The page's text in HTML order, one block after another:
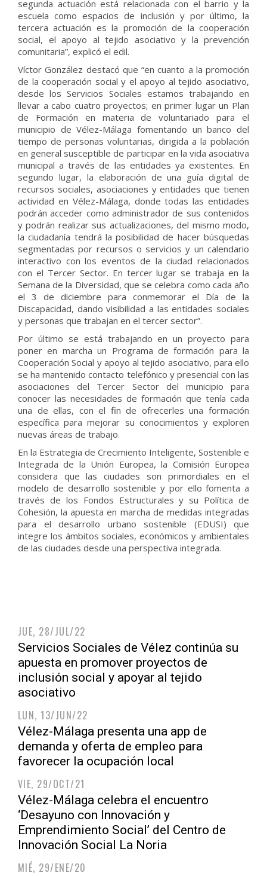
segunda actuación está relacionada con el barrio y la
escuela como espacios de inclusión y por último, la
tercera actuación es la promoción de la cooperación
social, el apoyo al tejido asociativo y la prevención
comunitaria”, explicó el edil.
Víctor González destacó que “en cuanto a la promoción
de la cooperación social y el apoyo al tejido asociativo,
desde los Servicios Sociales estamos trabajando en
llevar a cabo cuatro proyectos; en primer lugar un Plan
de Formación en materia de voluntariado para el
municipio de Vélez-Málaga fomentando un banco del
tiempo de personas voluntarias, dirigida a la población
en general susceptible de participar en la vida asociativa
municipal a través de las entidades ya existentes. En
segundo lugar, la elaboración de una guía digital de
recursos sociales, asociaciones y entidades que tienen
actividad en Vélez-Málaga, donde todas las entidades
podrán acceder como administrador de sus contenidos
y podrán realizar sus actualizaciones, del mismo modo,
la ciudadanía tendrá la posibilidad de hacer búsquedas
segmentadas por recursos o servicios y un calendario
interactivo con los eventos de la ciudad relacionados
con el Tercer Sector. En tercer lugar se trabaja en la
Semana de la Diversidad, que se celebra como cada año
el 3 de diciembre para conmemorar el Día de la
Discapacidad, dando visibilidad a las entidades sociales
y personas que trabajan en el tercer sector”.
Por último se está trabajando en un proyecto para
poner en marcha un Programa de formación para la
Cooperación Social y apoyo al tejido asociativo, para ello
se ha mantenido contacto telefónico y presencial con las
asociaciones del Tercer Sector del municipio para
conocer las necesidades de formación que tenía cada
una de ellas, con el fin de ofrecerles una formación
específica para mejorar su conocimientos y exploren
nuevas áreas de trabajo.
En la Estrategia de Crecimiento Inteligente, Sostenible e
Integrada de la Unión Europea, la Comisión Europea
considera que las ciudades son primordiales en el
modelo de desarrollo sostenible y por ello fomenta a
través de los Fondos Estructurales y su Política de
Cohesión, la apuesta en marcha de medidas integradas
para el desarrollo urbano sostenible (EDUSI) que
integre los ámbitos sociales, económicos y ambientales
de las ciudades desde una perspectiva integrada.
JUE, 28/JUL/22
Servicios Sociales de Vélez continúa su
apuesta en promover proyectos de
inclusión social y apoyar al tejido
asociativo
LUN, 13/JUN/22
Vélez-Málaga presenta una app de
demanda y oferta de empleo para
favorecer la ocupación local
VIE, 29/OCT/21
Vélez-Málaga celebra el encuentro
‘Desayuno con Innovación y
Emprendimiento Social’ del Centro de
Innovación Social La Noria
MIÉ, 29/ENE/20